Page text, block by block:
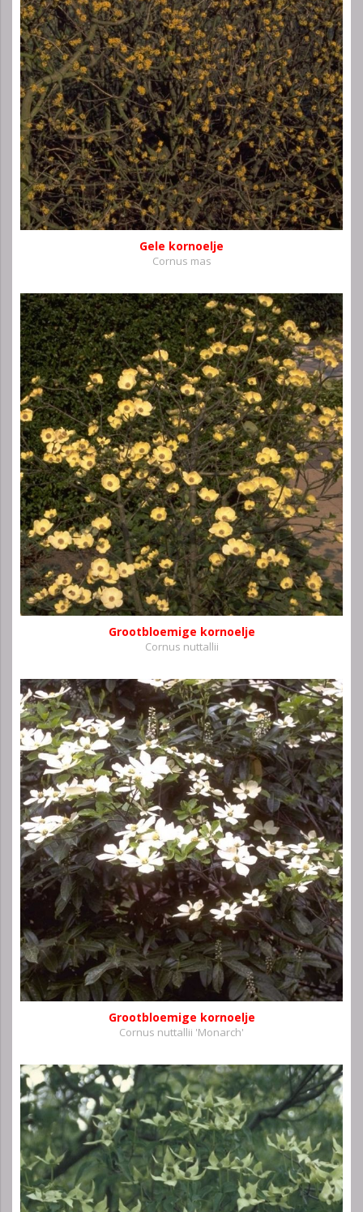
Gele kornoelje
Cornus mas
Grootbloemige kornoelje
Cornus nuttallii
Grootbloemige kornoelje
Cornus nuttallii 'Monarch'